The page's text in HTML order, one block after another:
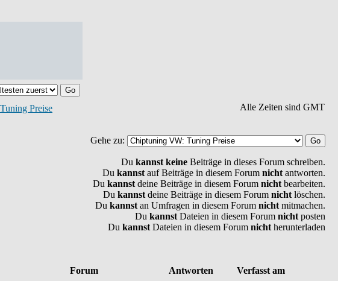
Preise
Alle Zeiten sind GMT
Gehe zu:
Du kannst keine Beiträge in dieses Forum schreiben.
Du kannst auf Beiträge in diesem Forum nicht antworten.
Du kannst deine Beiträge in diesem Forum nicht bearbeiten.
Du kannst deine Beiträge in diesem Forum nicht löschen.
Du kannst an Umfragen in diesem Forum nicht mitmachen.
Du kannst Dateien in diesem Forum nicht posten
Du kannst Dateien in diesem Forum nicht herunterladen
Forum Antworten
Verfasst am